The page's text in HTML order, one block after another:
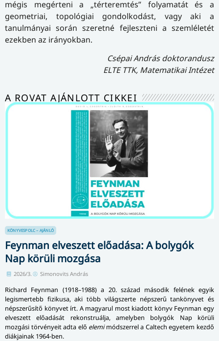
mégis megérteni a „térteremtés” folyamatát és a
geometriai, topológiai gondolkodást, vagy aki a
tanulmányai során szeretné fejleszteni a szemléletét
ezekben az irányokban.
Csépai András doktorandusz
ELTE TTK, Matematikai Intézet
A ROVAT AJÁNLOTT CIKKEI
KÖNYVESPOLC – AJÁNLÓ
Feynman elveszett előadása: A bolygók
Nap körüli mozgása
2026/3. Simonovits András
Richard Feynman (1918–1988) a 20. század második felének egyik
legismertebb fizikusa, aki több világszerte népszerű tankönyvet és
népszerűsítő könyvet írt. A magyarul most kiadott könyv Feynman egy
elveszett előadását rekonstruálja, amelyben bolygók Nap körüli
mozgási törvényeit adta elő elemimódszerrel a Caltech egyetem kezdő
diákjainak 1964-ben.